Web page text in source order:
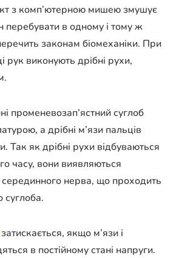
з комп’ютерною мишею змушує
перебувати в одному і тому ж
законам біомеханіки. При
рук виконують дрібні рухи,
променевозап’ястний суглоб
а дрібні м’язи пальців
Так як дрібні рухи відбуваються
часу, вони виявляються
нерва, що проходить
суглоба.
затискається, якщо м’язи і
в постійному стані напруги.